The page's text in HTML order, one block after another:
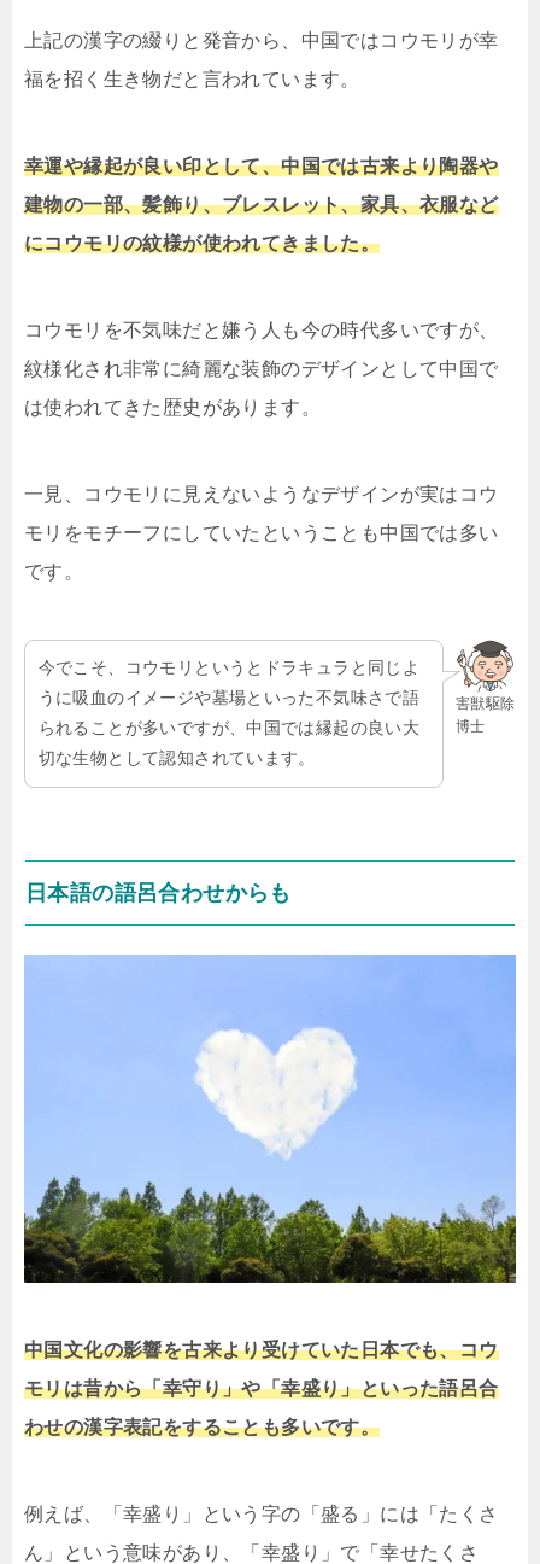
上記の漢字の綴りと発音から、中国ではコウモリが幸
福を招く生き物だと言われています。
幸運や縁起が良い印として、中国では古来より陶器や
建物の一部、髪飾り、ブレスレット、家具、衣服など
にコウモリの紋様が使われてきました。
コウモリを不気味だと嫌う人も今の時代多いですが、
紋様化され非常に綺麗な装飾のデザインとして中国で
は使われてきた歴史があります。
一見、コウモリに見えないようなデザインが実はコウ
モリをモチーフにしていたということも中国では多い
です。
害獣駆除
博士
今でこそ、コウモリというとドラキュラと同じよ
うに吸血のイメージや墓場といった不気味さで語
られることが多いですが、中国では縁起の良い大
切な生物として認知されています。
日本語の語呂合わせからも
中国文化の影響を古来より受けていた日本でも、コウ
モリは昔から「幸守り」や「幸盛り」といった語呂合
わせの漢字表記をすることも多いです。
例えば、「幸盛り」という字の「盛る」には「たくさ
ん」という意味があり、「幸盛り」で「幸せたくさ